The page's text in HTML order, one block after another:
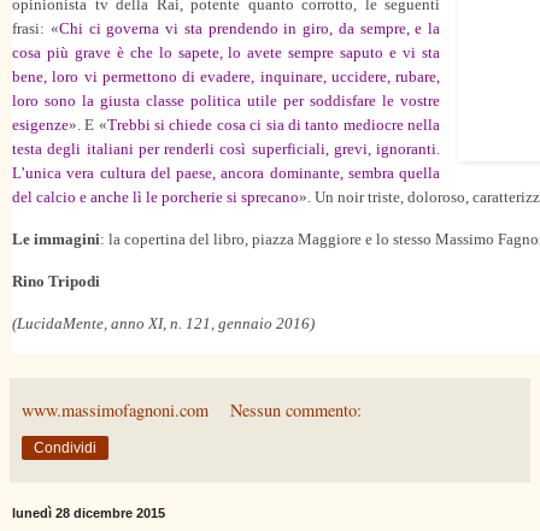
opinionista tv della Rai, potente quanto corrotto, le seguenti
frasi: «Chi ci governa vi sta prendendo in giro, da sempre, e la
cosa più grave è che lo sapete, lo avete sempre saputo e vi sta
bene, loro vi permettono di evadere, inquinare, uccidere, rubare,
loro sono la giusta classe politica utile per soddisfare le vostre
esigenze». E «Trebbi si chiede cosa ci sia di tanto mediocre nella
testa degli italiani per renderli così superficiali, grevi, ignoranti.
L’unica vera cultura del paese, ancora dominante, sembra quella
del calcio e anche lì le porcherie si sprecano». Un noir triste, doloroso,
Le immagini: la copertina del libro, piazza Maggiore e lo stesso Massimo
Rino Tripodi
(LucidaMente, anno XI, n. 121, gennaio 2016)
www.massimofagnoni.com Nessun commento:
Condividi
lunedì 28 dicembre 2015